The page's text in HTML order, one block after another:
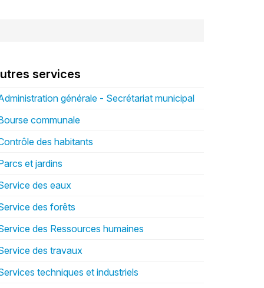
services
générale - Secrétariat municipal
communale
des habitants
et jardins
des eaux
des forêts
des Ressources humaines
des travaux
techniques et industriels